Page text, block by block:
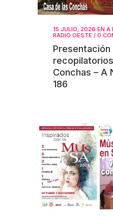
15 JULIO, 2026 EN A
RADIO OESTE / 0
Presentación
Conchas – A
186